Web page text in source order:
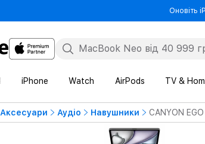
Оновіть
iPhone Watch AirPods TV &
Аксесуари Аудіо Навушники CANYON